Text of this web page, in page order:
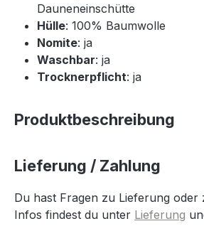
Dauneneinschütte
Hülle: 100% Baumwolle
Nomite: ja
Waschbar: ja
Trocknerpflicht: ja
Produktbeschreibung
Lieferung / Zahlung
Du hast Fragen zu Lieferung oder
Infos findest du unter Lieferung